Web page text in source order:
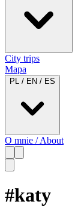
City trips
Mapa
PL / EN / ES
O mnie / About
#katy